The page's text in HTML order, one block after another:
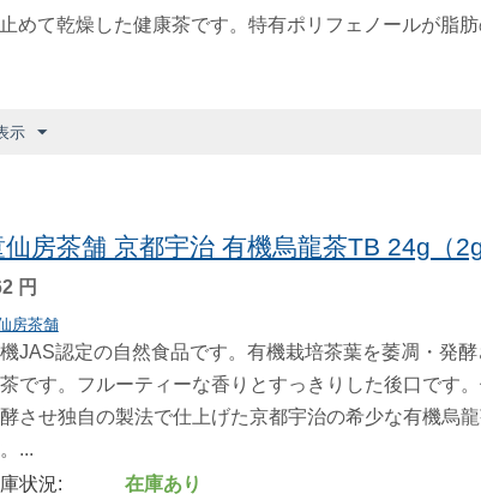
めて乾燥した健康茶です。特有ポリフェノールが脂
示
仙房茶舗 京都宇治 有機烏龍茶TB 24g（
円
房茶舗
JAS認定の自然食品です。有機栽培茶葉を萎凋・発
です。フルーティーな香りとすっきりした後口です
させ独自の製法で仕上げた京都宇治の希少な有機烏
...
状況:
在庫あり